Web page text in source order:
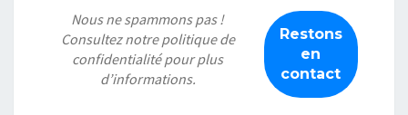
Nous ne spammons pas !
Consultez notrepolitique de
confidentialitépour plus
d’informations.